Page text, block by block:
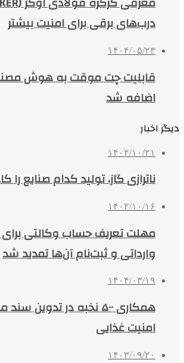
درب‌های برقی برای امنیت بیشتر
۱۴۰۴/۰۵/۲۳
قابلیت چت موقت به هوش
اضافه شد
دیگر اخبار
۱۴۰۲/۱۰/۲۱
ناترازی گاز، تولید کدام صنایع
۱۴۰۲/۱۰/۱۶
مهلت تعریف حساب وکالتی
وارداتی و ثبت‌نام‌ آن‌ها تمدید شد
۱۴۰۴/۰۳/۱۹
همکاری ۵۰۰ نخبه در تدوین
امنیت غذایی
۱۴۰۳/۰۹/۲۰